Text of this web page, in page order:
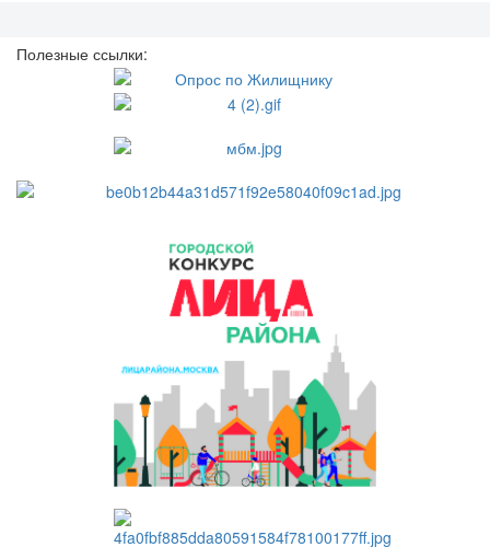
Полезные ссылки: